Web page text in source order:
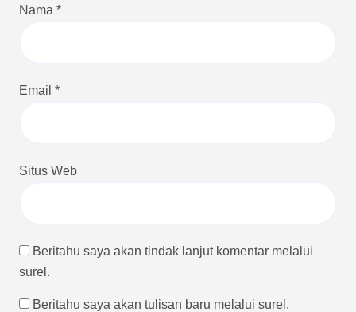
Nama *
Email *
Situs Web
Beritahu saya akan tindak lanjut komentar melalui
surel.
Beritahu saya akan tulisan baru melalui surel.